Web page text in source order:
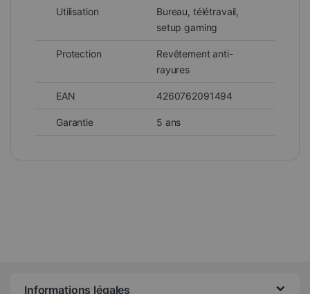
Utilisation
Bureau, télétravail,
setup gaming
Protection
Revêtement anti-
rayures
EAN 4260762091494
Garantie 5 ans
Informations légales